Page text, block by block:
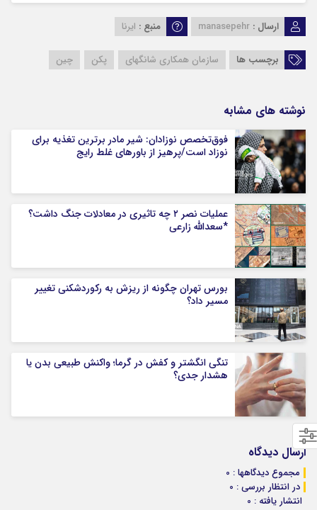
ارسال : manasepehr منبع : ایرنا
برچسب ها سازمان همکاری شانگهای پکن چین
نوشته های مشابه
فوق‌تخصص نوزادان: شیر مادر برترین تغذیه برای
نوزاد است/پرهیز از باورهای غلط رایج
عملیات نصر ۲ چه تاثیری در معادلات جنگ داشت؟
*سعدالله زارعی
بورس تهران چگونه از ریزش به رکوردشکنی تغییر
مسیر داد؟
تنگی انگشتر و کفش در گرما؛ واکنش طبیعی بدن یا
هشدار جدی؟
ارسال دیدگاه
مجموع دیدگاهها : 0
در انتظار بررسی : 0
انتشار یافته : 0